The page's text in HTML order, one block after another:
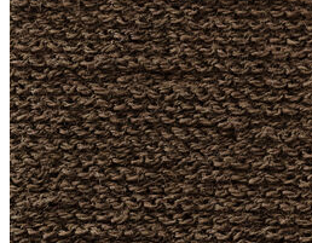
Pantolon
Sweatshirt
Gömlek
Polo
T-shirt
Atlet
Deniz Şortu
Eşofman Altı
Mont
Şort
Yelek